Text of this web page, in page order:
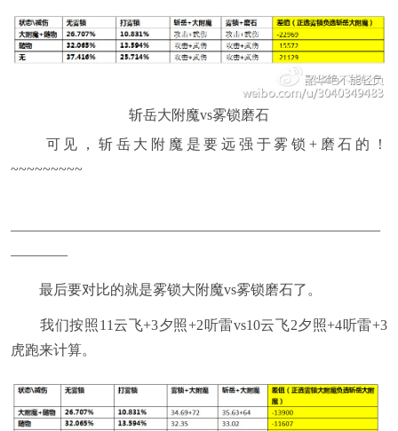
斩岳大附魔vs雾锁磨石
可见，斩岳大附魔是要远强于雾锁+磨石的！
~~~~~~~~~
——————————————————————————
————
最后要对比的就是雾锁大附魔vs雾锁磨石了。
我们按照11云飞+3夕照+2听雷vs10云飞2夕照+4听雷+3
虎跑来计算。